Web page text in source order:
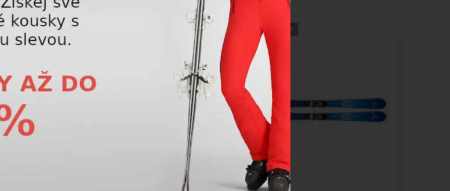
LETNÍ VÝPRODEJ
DOPRAVA ZDARMA
LETNÍ VÝPRODEJ
-10%